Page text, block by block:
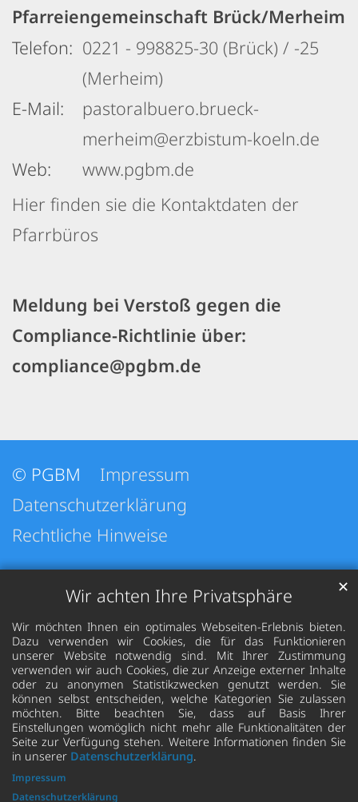
Wir achten Ihre Privatsphäre
Wir möchten Ihnen ein optimales Webseiten-Erlebnis bieten.
Dazu verwenden wir Cookies, die für das Funktionieren
unserer Website notwendig sind. Mit Ihrer Zustimmung
verwenden wir auch Cookies, die zur Anzeige externer Inhalte
oder zu anonymen Statistikzwecken genutzt werden. Sie
können selbst entscheiden, welche Kategorien Sie zulassen
möchten. Bitte beachten Sie, dass auf Basis Ihrer
Einstellungen womöglich nicht mehr alle Funktionalitäten der
Seite zur Verfügung stehen. Weitere Informationen finden Sie
in unserer Datenschutzerklärung.
✕
Impressum
Datenschutzerklärung
Pfarreiengemeinschaft Brück/Merheim
Telefon: 0221 - 998825-30 (Brück) / -25
(Merheim)
E-Mail:
pastoralbuero.brueck-
merheim@erzbistum-koeln.de
Web:
www.pgbm.de
Hier finden sie die Kontaktdaten der
Pfarrbüros
Meldung bei Verstoß gegen die
Compliance-Richtlinie über:
compliance@pgbm.de
© PGBM
Impressum
Datenschutzerklärung
Rechtliche Hinweise